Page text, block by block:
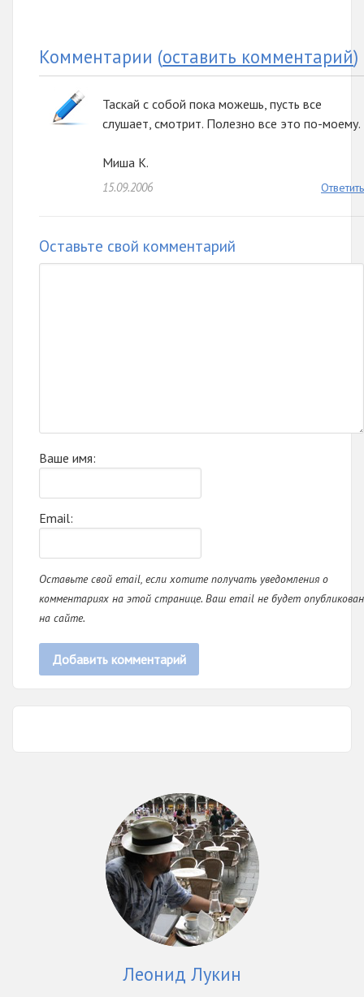
Комментарии (оставить комментарий)
Таскай с собой пока можешь, пусть все
слушает, смотрит. Полезно все это по-моему.
Миша К.
Ответить
15.09.2006
Оставьте свой комментарий
Ваше имя:
Email:
Оставьте свой email, если хотите получать уведомления о
комментариях на этой странице. Ваш email не будет опубликован
на сайте.
Леонид Лукин